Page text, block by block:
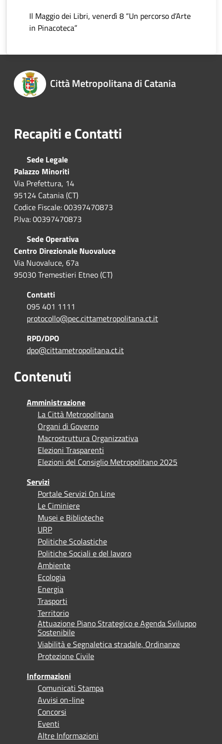
Il Maggio dei Libri, venerdì 8 “Un percorso d’Arte
in Pinacoteca”
Città Metropolitana di Catania
Recapiti e Contatti
Sede Legale
Palazzo Minoriti
Via Prefettura, 14
95124 Catania (CT)
Codice Fiscale: 00397470873
P.Iva: 00397470873
Sede Operativa
Centro Direzionale Nuovaluce
Via Nuovaluce, 67a
95030 Tremestieri Etneo (CT)
Contatti
095 401 1111
protocollo@pec.cittametropolitana.ct.it
RPD/DPO
dpo@cittametropolitana.ct.it
Contenuti
Amministrazione
La Città Metropolitana
Organi di Governo
Macrostruttura Organizzativa
Elezioni Trasparenti
Elezioni del Consiglio Metropolitano 2025
Servizi
Portale Servizi On Line
Le Ciminiere
Musei e Biblioteche
URP
Politiche Scolastiche
Politiche Sociali e del lavoro
Ambiente
Ecologia
Energia
Trasporti
Territorio
Attuazione Piano Strategico e Agenda Sviluppo
Sostenibile
Viabilità e Segnaletica stradale, Ordinanze
Protezione Civile
Informazioni
Comunicati Stampa
Avvisi on-line
Concorsi
Eventi
Altre Informazioni